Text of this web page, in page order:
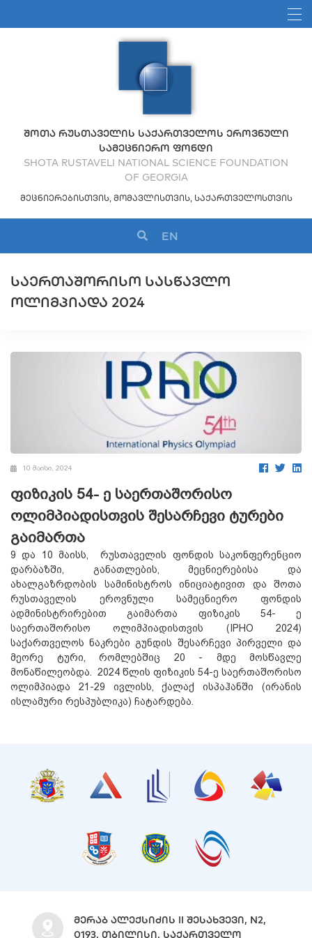
ᲨᲝᲗᲐ ᲠᲣᲡᲗᲐᲕᲔᲚᲘᲡ ᲡᲐᲥᲐᲠᲗᲕᲔᲚᲝᲡ ᲔᲠᲝᲕᲜᲣᲚᲘ
ᲡᲐᲛᲔᲪᲜᲘᲔᲠᲝ ᲤᲝᲜᲓᲘ
SHOTA RUSTAVELI NATIONAL SCIENCE FOUNDATION
OF GEORGIA
ᲛᲔᲪᲜᲘᲔᲠᲔᲑᲘᲡᲗᲕᲘᲡ, ᲛᲝᲛᲐᲕᲚᲘᲡᲗᲕᲘᲡ, ᲡᲐᲥᲐᲠᲗᲕᲔᲚᲝᲡᲗᲕᲘᲡ
EN
ᲡᲐᲔᲠᲗᲐᲨᲝᲠᲘᲡᲝ ᲡᲐᲡᲬᲐᲕᲚᲝ
ᲝᲚᲘᲛᲞᲘᲐᲓᲐ 2024
10 მაისი, 2024
ფიზიკის 54- ე საერთაშორისო
ოლიმპიადისთვის შესარჩევი ტურები
გაიმართა
9 და 10 მაისს, რუსთაველის ფონდის საკონფერენციო
დარბაზში, განათლების, მეცნიერებისა და
ახალგაზრდობის სამინისტროს ინიციატივით და შოთა
რუსთაველის ეროვნული სამეცნიერო ფონდის
ადმინისტრირებით გაიმართა ფიზიკის 54- ე
საერთაშორისო ოლიმპიადისთვის (IPHO 2024)
საქართველოს ნაკრები გუნდის შესარჩევი პირველი და
მეორე ტური, რომლებშიც 20 - მდე მოსწავლე
მონაწილეობდა. 2024 წლის ფიზიკის 54-ე საერთაშორისო
ოლიმპიადა 21-29 ივლისს, ქალაქ ისპაჰანში (ირანის
ისლამური რესპუბლიკა) ჩატარდება.
ᲛᲔᲠᲐᲑ ᲐᲚᲔᲥᲡᲘᲫᲘᲡ II ᲨᲔᲡᲐᲮᲕᲔᲕᲘ, N2,
0193, ᲗᲑᲘᲚᲘᲡᲘ, ᲡᲐᲥᲐᲠᲗᲕᲔᲚᲝ